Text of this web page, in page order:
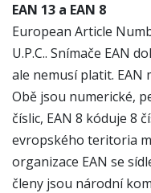
EAN 13 a EAN 8
European Article
U.P.C.. Snímače EAN
ale nemusí platit. EAN
Obě jsou numerické,
číslic, EAN 8 kóduje 8
evropského teritoria
organizace EAN se
členy jsou národní